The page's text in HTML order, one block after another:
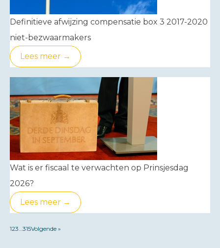
Definitieve afwijzing compensatie box 3 2017-2020
niet-bezwaarmakers
Lees meer →
Wat is er fiscaal te verwachten op Prinsjesdag
2026?
Lees meer →
123 315Volgende »